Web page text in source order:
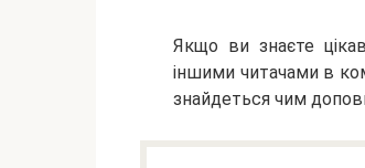
Якщо ви знаєте
іншими читачами в
знайдеться чим